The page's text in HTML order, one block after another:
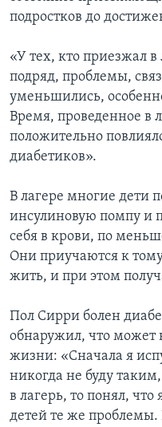
подростков до
«У тех, кто приезжал в
подряд, проблемы,
уменьшились,
Время, проведенное в
положительно
диабетиков».
В лагере многие дети
инсулиновую помпу и
себя в крови, по
Они приучаются к
жить, и при этом
Пол Сирри болен
обнаружил, что может
жизни: «Сначала я
никогда не буду
в лагерь, то понял,
детей те же